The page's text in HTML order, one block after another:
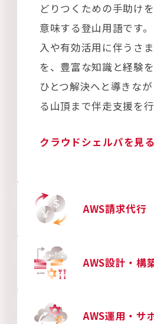
どりつくための手助け
意味する登山用語です
入や有効活用に伴うさ
を、豊富な知識と経験
ひとつ解決へと導きな
る山頂まで伴走支援を行
クラウドシェルパを見
AWS請求代行
AWS設計・構
AWS運用・サ